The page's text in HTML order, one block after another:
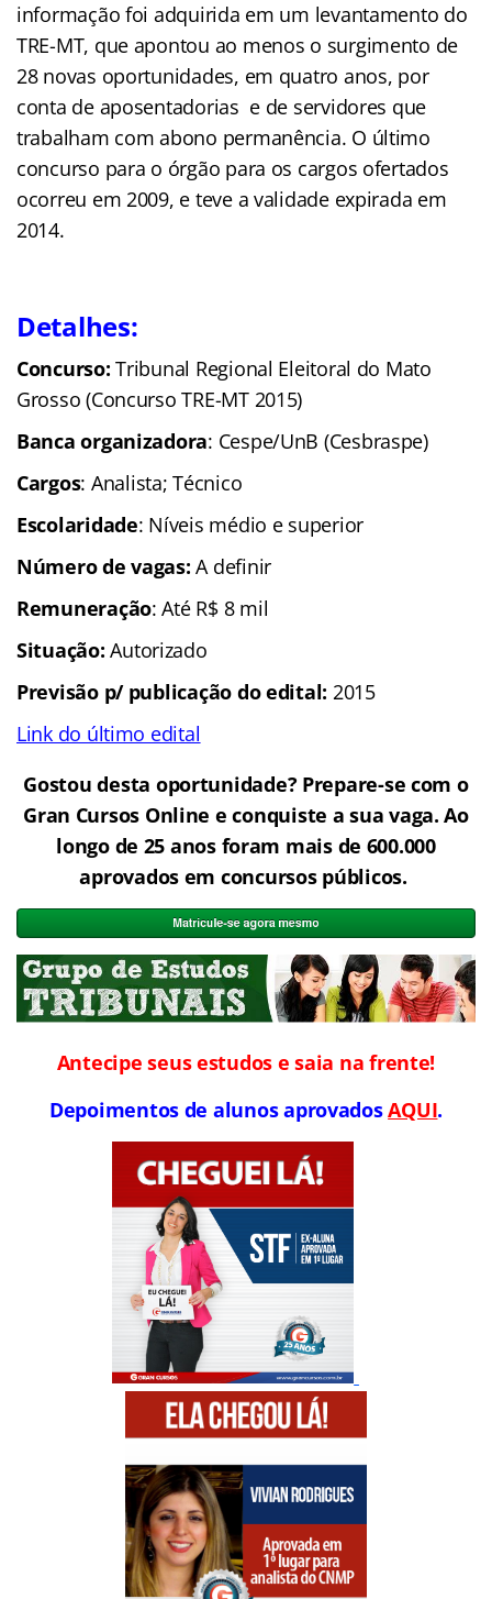
informação foi adquirida em um levantamento do
TRE-MT, que apontou ao menos o surgimento de
28 novas oportunidades, em quatro anos, por
conta de aposentadorias e de servidores que
trabalham com abono permanência. O último
concurso para o órgão para os cargos ofertados
ocorreu em 2009, e teve a validade expirada em
2014.
Detalhes:
Concurso: Tribunal Regional Eleitoral do Mato
Grosso (Concurso TRE-MT 2015)
Banca organizadora: Cespe/UnB (Cesbraspe)
Cargos: Analista; Técnico
Escolaridade: Níveis médio e superior
Número de vagas: A definir
Remuneração: Até R$ 8 mil
Situação:Autorizado
Previsão p/ publicação do edital: 2015
Link do último edital
Gostou desta oportunidade? Prepare-se com o
Gran Cursos Online e conquiste a sua vaga. Ao
longo de 25 anos foram mais de 600.000
aprovados em concursos públicos.
Antecipe seus estudos e saia na frente!
Depoimentos de alunos aprovadosAQUI.